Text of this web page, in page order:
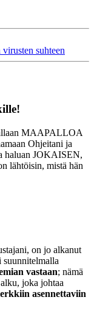
suhteen
MAAPALLOA
Ohjeitani ja
haluan JOKAISEN,
lähtöisin, mistä hän
on jo alkanut
suunnitelmalla
vastaan; nämä
alku, joka johtaa
asennettaviin